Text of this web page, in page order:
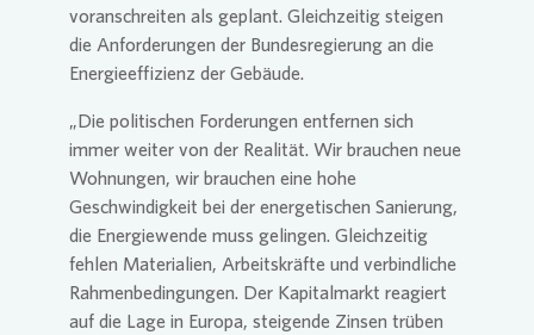
voranschreiten als geplant. Gleichzeitig steigen
die Anforderungen der Bundesregierung an die
Energieeffizienz der Gebäude.
„Die politischen Forderungen entfernen sich
immer weiter von der Realität. Wir brauchen neue
Wohnungen, wir brauchen eine hohe
Geschwindigkeit bei der energetischen Sanierung,
die Energiewende muss gelingen. Gleichzeitig
fehlen Materialien, Arbeitskräfte und verbindliche
Rahmenbedingungen. Der Kapitalmarkt reagiert
auf die Lage in Europa, steigende Zinsen trüben